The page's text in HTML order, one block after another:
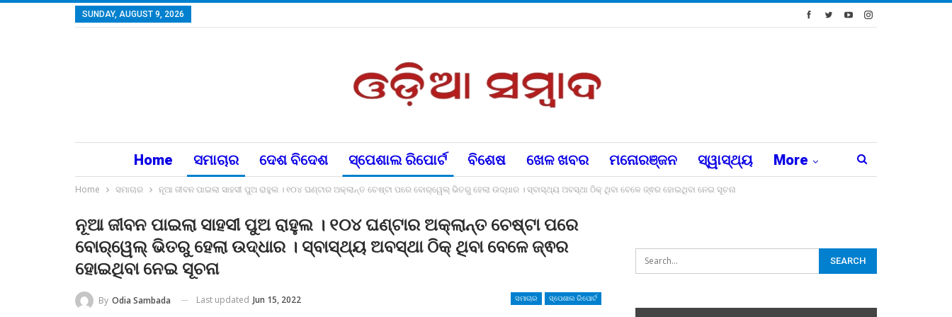
SUNDAY, AUGUST 9, 2026
Home ସମାଚାର ଦେଶ ବିଦେଶ ସ୍ପେଶାଲ ରିପୋର୍ଟ ବିଶେଷ ଖେଳ ଖବର ମନୋରଞ୍ଜନ ସ୍ୱାସ୍ଥ୍ୟ More
Home ସମାଚାର ନୂଆ ଜୀବନ ପାଇଲା ସାହସୀ ପୁଅ ରାହୁଲ । ୧୦୪ ଘଣ୍ଟାର ଅକ୍ଲାନ୍ତ ଚେଷ୍ଟା ପରେ ବୋର୍‌ୱେଲ୍‌ ଭିତରୁ ହେଲା ଉଦ୍ଧାର । ସ୍ବାସ୍ଥ୍ୟ ଅବସ୍ଥା ଠିକ୍ ଥିବା ବେଳେ ଜ୍ଵର ହୋଇଥିବା ନେଇ ସୂଚନା
ନୂଆ ଜୀବନ ପାଇଲା ସାହସୀ ପୁଅ ରାହୁଲ । ୧୦୪ ଘଣ୍ଟାର ଅକ୍ଲାନ୍ତ ଚେଷ୍ଟା ପରେ
ବୋର୍‌ୱେଲ୍‌ ଭିତରୁ ହେଲା ଉଦ୍ଧାର । ସ୍ବାସ୍ଥ୍ୟ ଅବସ୍ଥା ଠିକ୍ ଥିବା ବେଳେ ଜ୍ଵର
ହୋଇଥିବା ନେଇ ସୂଚନା
ସମାଚାର ସ୍ପେଶାଲ ରିପୋର୍ଟ
By Odia Sambada Last updated Jun 15, 2022